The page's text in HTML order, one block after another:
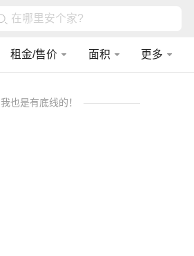
在哪里安个家?
租金/售价 面积 更多
我也是有底线的！